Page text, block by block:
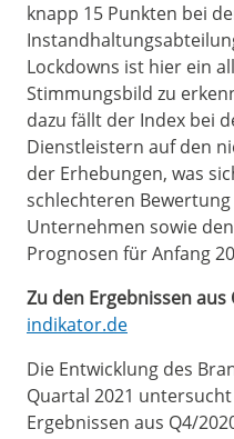
knapp 15 Punkten bei
Lockdowns ist hier ein
Stimmungsbild zu
dazu fällt der Index bei
Dienstleistern auf den
der Erhebungen, was
schlechteren
Unternehmen sowie
Prognosen für Anfang
Zu den Ergebnissen aus
indikator.de
Die Entwicklung des
Quartal 2021
Ergebnissen aus Q4/